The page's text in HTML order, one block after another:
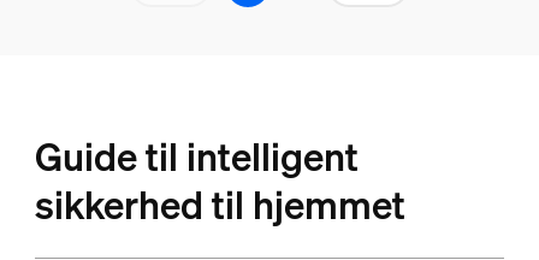
Guide til intelligent
sikkerhed til hjemmet